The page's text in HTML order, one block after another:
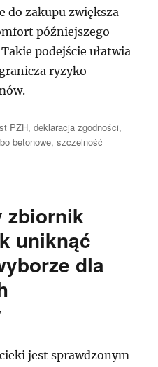
do zakupu zwiększa
późniejszego
podejście ułatwia
ryzyko
PZH,deklaracja zgodności,
betonowe,szczelność
zbiornik
uniknąć
dla
jest sprawdzonym